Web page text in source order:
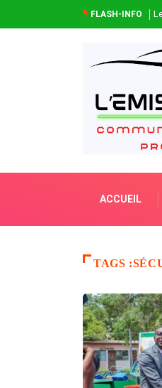
FLASH-INFO
ACCUEIL
TAGS